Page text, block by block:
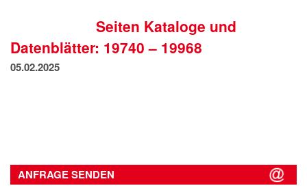
DATENSCHUTZSeiten Kataloge und
Datenblätter: 19740 – 19968
05.02.2025
ANFRAGE SENDEN